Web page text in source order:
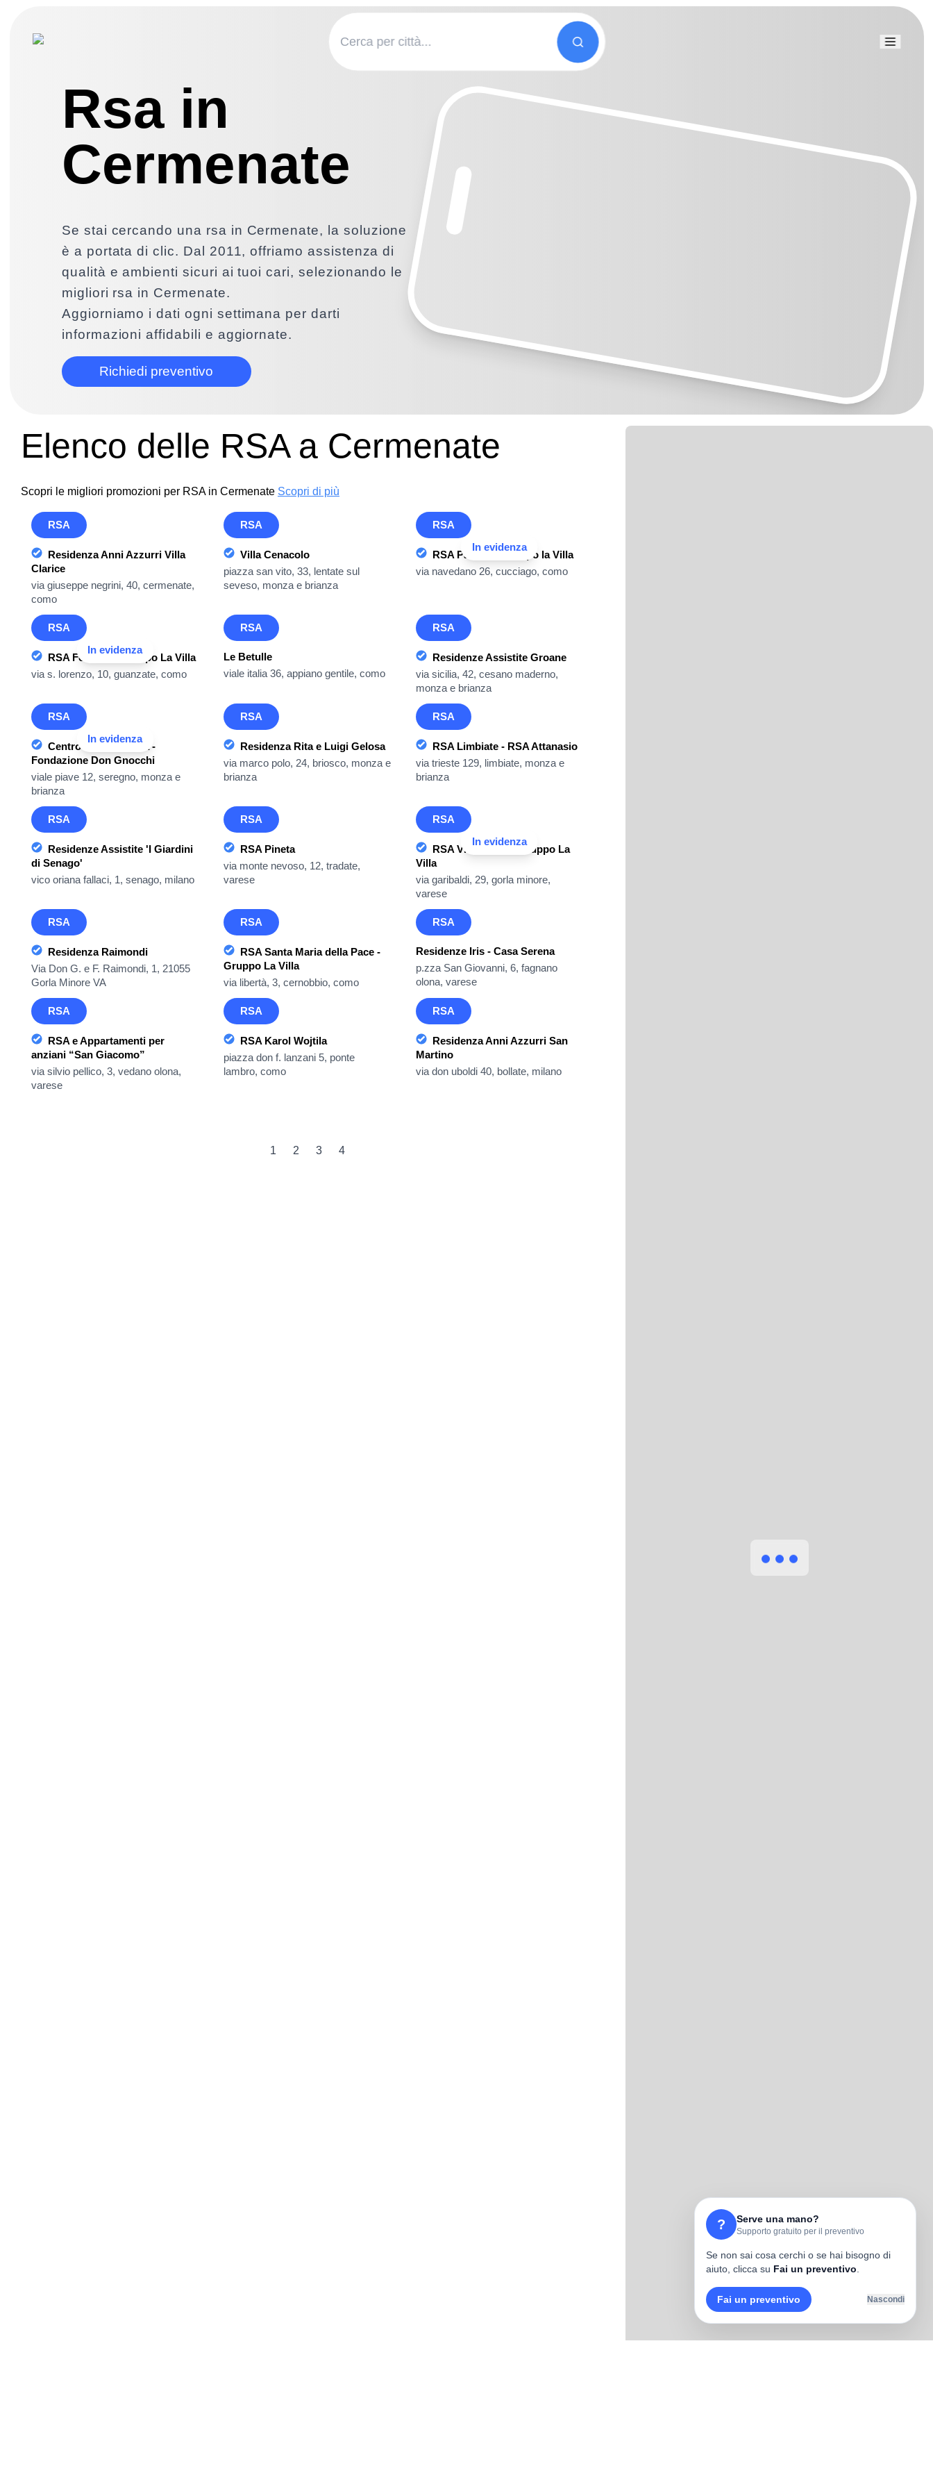
Link
Rsa in
Cermenate
Se stai cercando una rsa in Cermenate, la soluzione
è a portata di clic. Dal 2011, offriamo assistenza di
qualità e ambienti sicuri ai tuoi cari, selezionando le
migliori rsa in Cermenate.
Aggiorniamo i dati ogni settimana per darti
informazioni affidabili e aggiornate.
Richiedi preventivo
Elenco delle RSA a Cermenate
Scopri le migliori promozioni per RSA in Cermenate Scopri di più
RSA
Residenza Anni Azzurri Villa
Clarice
via giuseppe negrini, 40, cermenate,
como
RSA
Villa Cenacolo
piazza san vito, 33, lentate sul
seveso, monza e brianza
In evidenza
RSA
RSA Pascoli - Gruppo la Villa
via navedano 26, cucciago, como
In evidenza
RSA
RSA Foscolo - Gruppo La Villa
via s. lorenzo, 10, guanzate, como
RSA
Le Betulle
viale italia 36, appiano gentile, como
RSA
Residenze Assistite Groane
via sicilia, 42, cesano maderno,
monza e brianza
In evidenza
RSA
Centro Ronzoni-Villa -
Fondazione Don Gnocchi
viale piave 12, seregno, monza e
brianza
RSA
Residenza Rita e Luigi Gelosa
via marco polo, 24, briosco, monza e
brianza
RSA
RSA Limbiate - RSA Attanasio
via trieste 129, limbiate, monza e
brianza
RSA
Residenze Assistite 'I Giardini
di Senago'
vico oriana fallaci, 1, senago, milano
RSA
RSA Pineta
via monte nevoso, 12, tradate,
varese
In evidenza
RSA
RSA Villa Parini - Gruppo La
Villa
via garibaldi, 29, gorla minore,
varese
RSA
Residenza Raimondi
Via Don G. e F. Raimondi, 1, 21055
Gorla Minore VA
RSA
RSA Santa Maria della Pace -
Gruppo La Villa
via libertà, 3, cernobbio, como
RSA
Residenze Iris - Casa Serena
p.zza San Giovanni, 6, fagnano
olona, varese
RSA
RSA e Appartamenti per
anziani “San Giacomo”
via silvio pellico, 3, vedano olona,
varese
RSA
RSA Karol Wojtila
piazza don f. lanzani 5, ponte
lambro, como
RSA
Residenza Anni Azzurri San
Martino
via don uboldi 40, bollate, milano
1 2 3 4
? Serve una mano?
Supporto gratuito per il preventivo
Se non sai cosa cerchi o se hai bisogno di
aiuto, clicca su Fai un preventivo
Fai un preventivo Nascondi